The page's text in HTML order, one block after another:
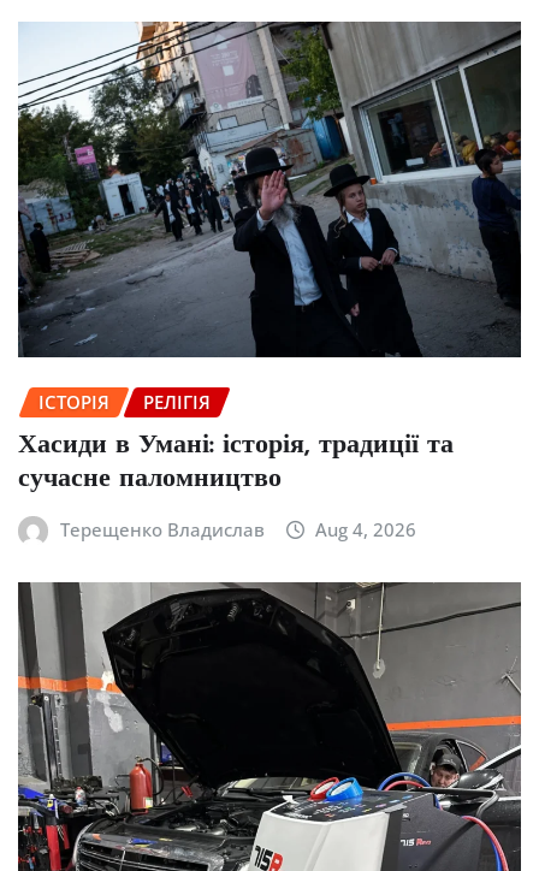
ІСТОРІЯ РЕЛІГІЯ
Хасиди в Умані: історія, традиції та
сучасне паломництво
Терещенко Владислав Aug 4, 2026